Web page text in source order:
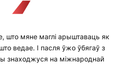
што мяне маглі арыштаваць як
ведае. І пасля ўжо ўбягаў з
знаходжуся на міжнароднай